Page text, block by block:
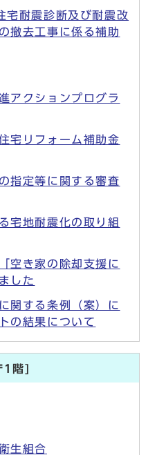
耐震診断及び耐震改
撤去工事に係る補助
アクションプログラ
宅リフォーム補助金
指定等に関する審査
宅地耐震化の取り組
空き家の除却支援に
した
関する条例（案）に
の結果について
1階]
生組合